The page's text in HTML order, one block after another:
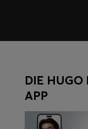
DIE HUGO
APP